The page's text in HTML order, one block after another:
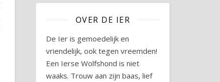
OVER DE IER
De Ier is gemoedelijk en
vriendelijk, ook tegen vreemden!
Een Ierse Wolfshond is niet
waaks. Trouw aan zijn baas, lief